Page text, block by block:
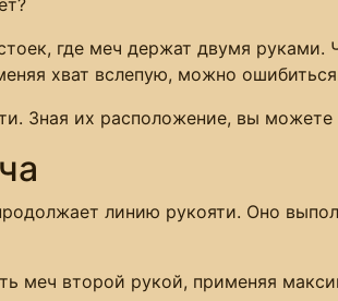
где меч держат двумя руками.
хват вслепую, можно
Зная их расположение, вы
линию рукояти. Оно
меч второй рукой, применяя